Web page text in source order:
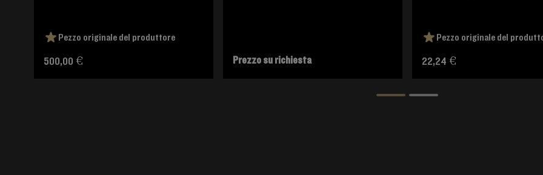
Pezzo originale del produttore
500,00 € Prezzo su richiesta
Pezzo originale del
22,24 €